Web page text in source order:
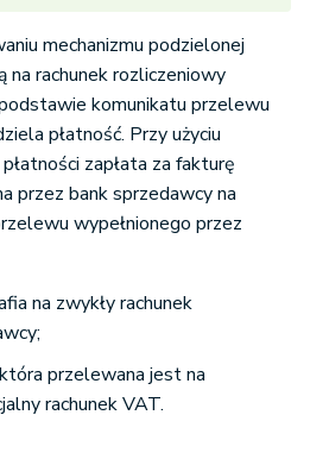
mechanizmu podzielonej
na rachunek rozliczeniowy
komunikatu przelewu
płatność. Przy użyciu
zapłata za fakturę
przez bank sprzedawcy na
wypełnionego przez
na zwykły rachunek
przelewana jest na
rachunek VAT.